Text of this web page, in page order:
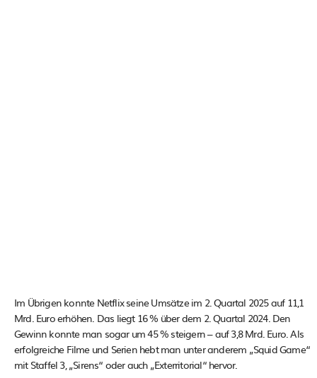
Im Übrigen konnte Netflix seine Umsätze im 2. Quartal 2025 auf 11,1
Mrd. Euro erhöhen. Das liegt 16 % über dem 2. Quartal 2024. Den
Gewinn konnte man sogar um 45 % steigern – auf 3,8 Mrd. Euro. Als
erfolgreiche Filme und Serien hebt man unter anderem „Squid Game“
mit Staffel 3, „Sirens“ oder auch „Exterritorial“ hervor.